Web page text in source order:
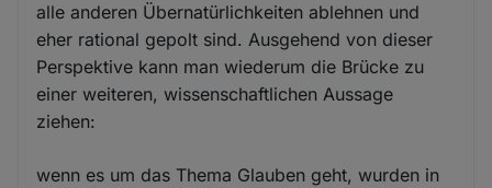
alle anderen Übernatürlichkeiten ablehnen und
eher rational gepolt sind. Ausgehend von dieser
Perspektive kann man wiederum die Brücke zu
einer weiteren, wissenschaftlichen Aussage
ziehen:
wenn es um das Thema Glauben geht, wurden in